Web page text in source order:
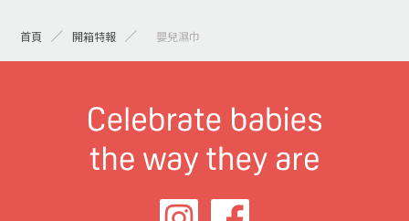
首頁 開箱特報 > 嬰兒濕巾